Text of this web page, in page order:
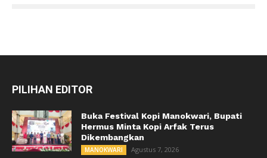
PILIHAN EDITOR
Buka Festival Kopi Manokwari, Bupati
Hermus Minta Kopi Arfak Terus
Dikembangkan
MANOKWARI Agustus 7, 2026